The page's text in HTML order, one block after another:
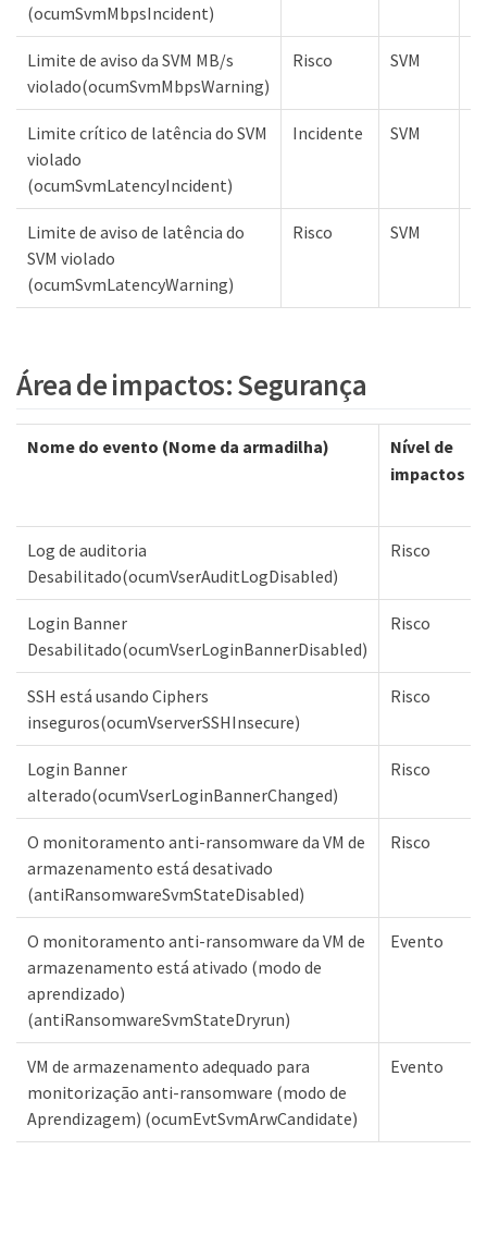
(ocumSvmMbpsIncident)
Limite de aviso da SVM MB/s
violado(ocumSvmMbpsWarning)
Risco SVM
Limite crítico de latência do SVM
violado
(ocumSvmLatencyIncident)
Incidente SVM
Limite de aviso de latência do
SVM violado
(ocumSvmLatencyWarning)
Risco SVM
Área de impactos: Segurança
Nome do evento (Nome da armadilha)
Nível de
impactos
Log de auditoria
Desabilitado(ocumVserAuditLogDisabled)
Risco
Login Banner
Desabilitado(ocumVserLoginBannerDisabled)
Risco
SSH está usando Ciphers
inseguros(ocumVserverSSHInsecure)
Risco
Login Banner
alterado(ocumVserLoginBannerChanged)
Risco
O monitoramento anti-ransomware da VM de
armazenamento está desativado
(antiRansomwareSvmStateDisabled)
Risco
O monitoramento anti-ransomware da VM de
armazenamento está ativado (modo de
aprendizado)
(antiRansomwareSvmStateDryrun)
Evento
VM de armazenamento adequado para
monitorização anti-ransomware (modo de
Aprendizagem) (ocumEvtSvmArwCandidate)
Evento